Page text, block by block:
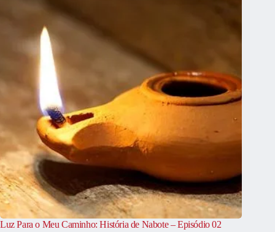
Luz Para o Meu Caminho: História de Nabote – Episódio 02